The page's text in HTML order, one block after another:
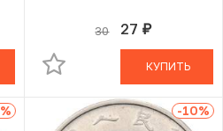
30 27 руб.
В КОРЗИНЕ
КУПИТЬ
% -10%